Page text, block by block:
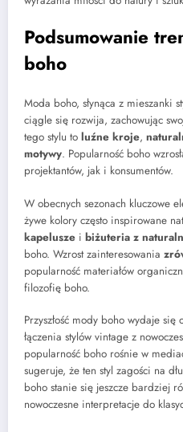
Podsumowanie
boho
Moda boho, słynąca z mieszanki
ciągle się rozwija, zachowując
tego stylu to luźne kroje,
motywy. Popularność boho
projektantów, jak i konsumentów.
W obecnych sezonach kluczowe
żywe kolory często inspirowane
kapelusze i biżuteria z
boho. Wzrost zainteresowania
popularność materiałów
filozofię boho.
Przyszłość mody boho wydaje
łączenia stylów vintage z
popularność boho rośnie w
sugeruje, że ten styl zagości na
boho stanie się jeszcze bardziej
nowoczesne interpretacje do